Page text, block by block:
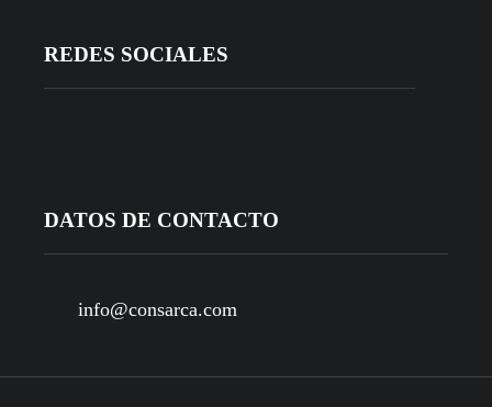
REDES SOCIALES
DATOS DE CONTACTO
info@consarca.com